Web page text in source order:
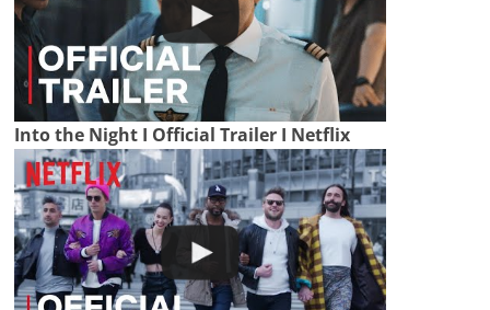
Into the Night I Official Trailer I Netflix